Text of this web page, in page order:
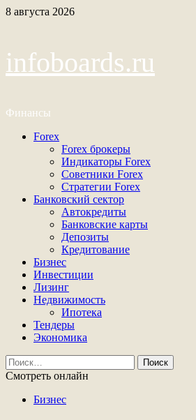
Перейти
8 августа 2026
infoboards.ru
Финансы
Основное
Forex
Forex брокеры
Индикаторы Forex
Советники Forex
Стратегии Forex
Банковский сектор
Автокредиты
Банковские карты
Депозиты
Кредитование
Бизнес
Инвестиции
Лизинг
Недвижимость
Ипотека
Тендеры
Экономика
Найти:
Смотреть онлайн
Бизнес